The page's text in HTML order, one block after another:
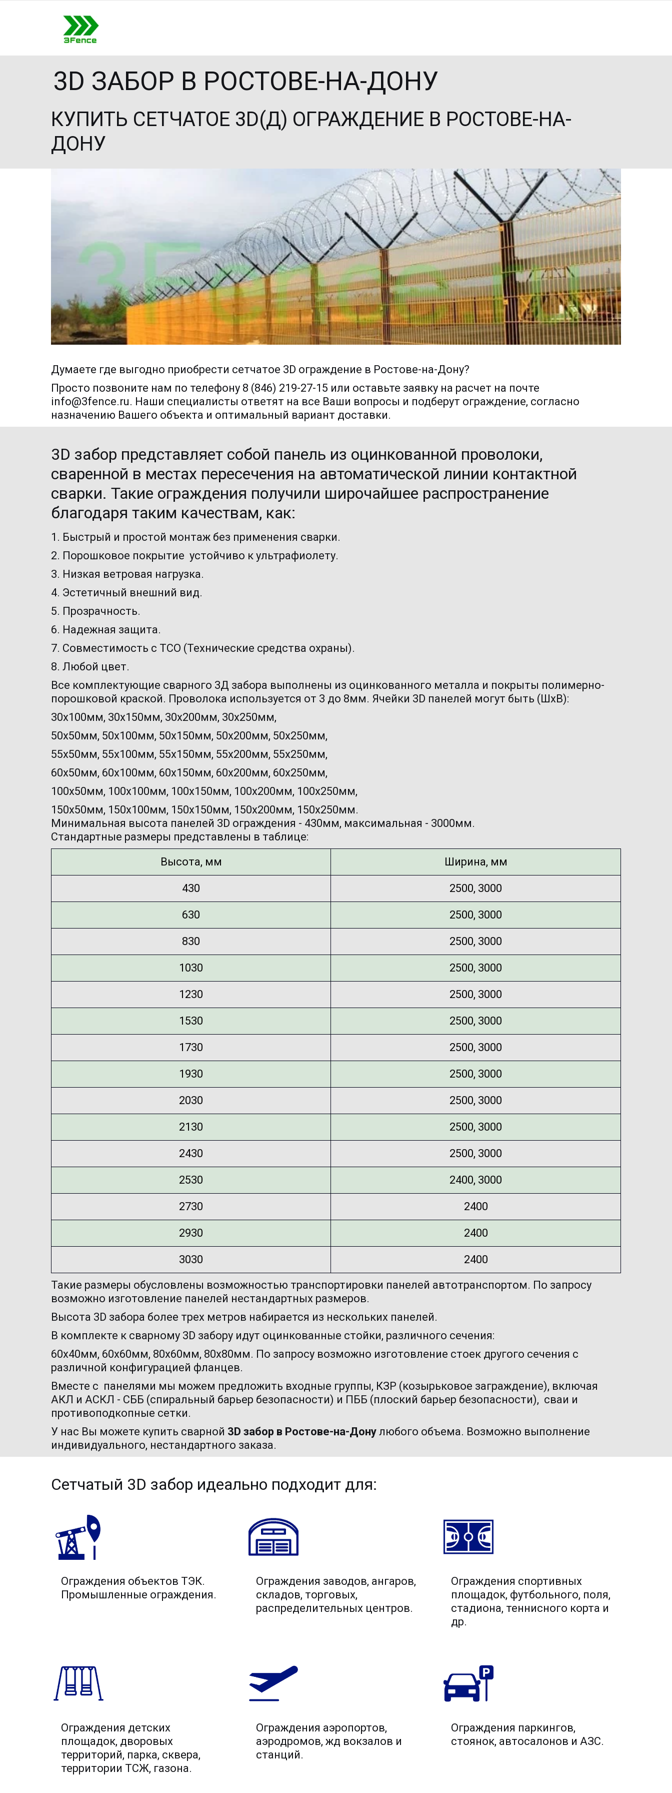
3D ЗАБОР В РОСТОВЕ-НА-ДОНУ
КУПИТЬ СЕТЧАТОЕ 3D(Д) ОГРАЖДЕНИЕ В РОСТОВЕ-НА-
ДОНУ
Думаете где выгодно приобрести сетчатое 3D ограждение в Ростове-на-Дону?
Просто позвоните нам по телефону 8 (846) 219-27-15 или оставьте заявку на расчет на почте
info@3fence.ru. Наши специалисты ответят на все Ваши вопросы и подберут ограждение, согласно
назначению Вашего объекта и оптимальный вариант доставки.
3D забор представляет собой панель из оцинкованной проволоки,
сваренной в местах пересечения на автоматической линии контактной
сварки. Такие ограждения получили широчайшее распространение
благодаря таким качествам, как:
1. Быстрый и простой монтаж без применения сварки.
2. Порошковое покрытие  устойчиво к ультрафиолету.
3. Низкая ветровая нагрузка.
4. Эстетичный внешний вид.
5. Прозрачность.
6. Надежная защита.
7. Совместимость с ТСО (Технические средства охраны).
8. Любой цвет.
Все комплектующие сварного 3Д забора выполнены из оцинкованного металла и покрыты полимерно-
порошковой краской. Проволока используется от 3 до 8мм. Ячейки 3D панелей могут быть (ШхВ):
30х100мм, 30х150мм, 30х200мм, 30х250мм,
50х50мм, 50х100мм, 50х150мм, 50х200мм, 50х250мм,
55х50мм, 55х100мм, 55х150мм, 55х200мм, 55х250мм,
60х50мм, 60х100мм, 60х150мм, 60х200мм, 60х250мм,
100х50мм, 100х100мм, 100х150мм, 100х200мм, 100х250мм,
150х50мм, 150х100мм, 150х150мм, 150х200мм, 150х250мм.
Минимальная высота панелей 3D ограждения - 430мм, максимальная - 3000мм.
Стандартные размеры представлены в таблице:
Высота, мм
Ширина, мм
430 2500, 3000
630 2500, 3000
830 2500, 3000
1030 2500, 3000
1230 2500, 3000
1530 2500, 3000
1730 2500, 3000
1930 2500, 3000
2030 2500, 3000
2130 2500, 3000
2430 2500, 3000
2530 2400, 3000
2730 2400
2930 2400
3030 2400
Такие размеры обусловлены возможностью транспортировки панелей автотранспортом. По запросу
возможно изготовление панелей нестандартных размеров.
Высота 3D забора более трех метров набирается из нескольких панелей.
В комплекте к сварному 3D забору идут оцинкованные стойки, различного сечения:
60х40мм, 60х60мм, 80х60мм, 80х80мм. По запросу возможно изготовление стоек другого сечения с
различной конфигурацией фланцев.
Вместе с  панелями мы можем предложить входные группы, КЗР (козырьковое заграждение), включая
АКЛ и АСКЛ - СББ (спиральный барьер безопасности) и ПББ (плоский барьер безопасности),  сваи и
противоподкопные сетки.
У нас Вы можете купить сварной 3D забор в Ростове-на-Дону любого объема. Возможно выполнение
индивидуального, нестандартного заказа.
Сетчатый 3D забор идеально подходит для:
Ограждения объектов ТЭК.
Промышленные ограждения.
Ограждения заводов, ангаров,
складов, торговых,
распределительных центров.
Ограждения спортивных
площадок, футбольного, поля,
стадиона, теннисного корта и
др.
Ограждения детских
площадок, дворовых
территорий, парка, сквера,
территории ТСЖ, газона.
Ограждения аэропортов,
аэродромов, жд вокзалов и
станций.
Ограждения паркингов,
стоянок, автосалонов и АЗС.